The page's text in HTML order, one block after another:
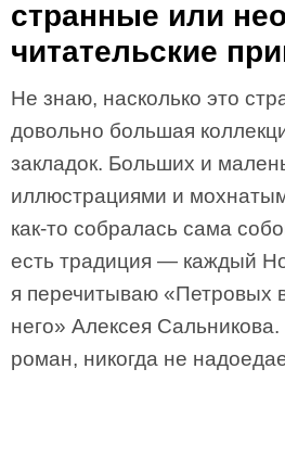
странные или
читательские
Не знаю, насколько это
довольно большая
закладок. Больших и
иллюстрациями и
как-то собралась сама
есть традиция — каждый
я перечитываю «Петровых
него» Алексея
роман, никогда не